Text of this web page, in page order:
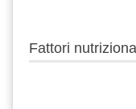
Fattori